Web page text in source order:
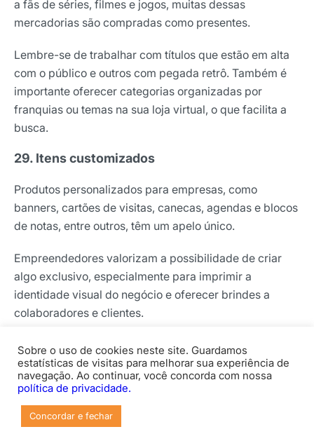
a fãs de séries, filmes e jogos, muitas dessas
mercadorias são compradas como presentes.
Lembre-se de trabalhar com títulos que estão em alta
com o público e outros com pegada retrô. Também é
importante oferecer categorias organizadas por
franquias ou temas na sua loja virtual, o que facilita a
busca.
29. Itens customizados
Produtos personalizados para empresas, como
banners, cartões de visitas, canecas, agendas e blocos
de notas, entre outros, têm um apelo único.
Empreendedores valorizam a possibilidade de criar
algo exclusivo, especialmente para imprimir a
identidade visual do negócio e oferecer brindes a
colaboradores e clientes.
Para facilitar o processo, disponibilize ferramentas
intuitivas de personalização no site e demonstre a
qualidade do acabamento com imagens detalhadas
Campanhas em datas comerciais importantes, como
Black Friday ou Natal, tendem a aumentar as vendas
Sobre o uso de cookies neste site. Guardamos
estatísticas de visitas para melhorar sua experiência de
navegação. Ao continuar, você concorda com nossa
política de privacidade.
Concordar e fechar